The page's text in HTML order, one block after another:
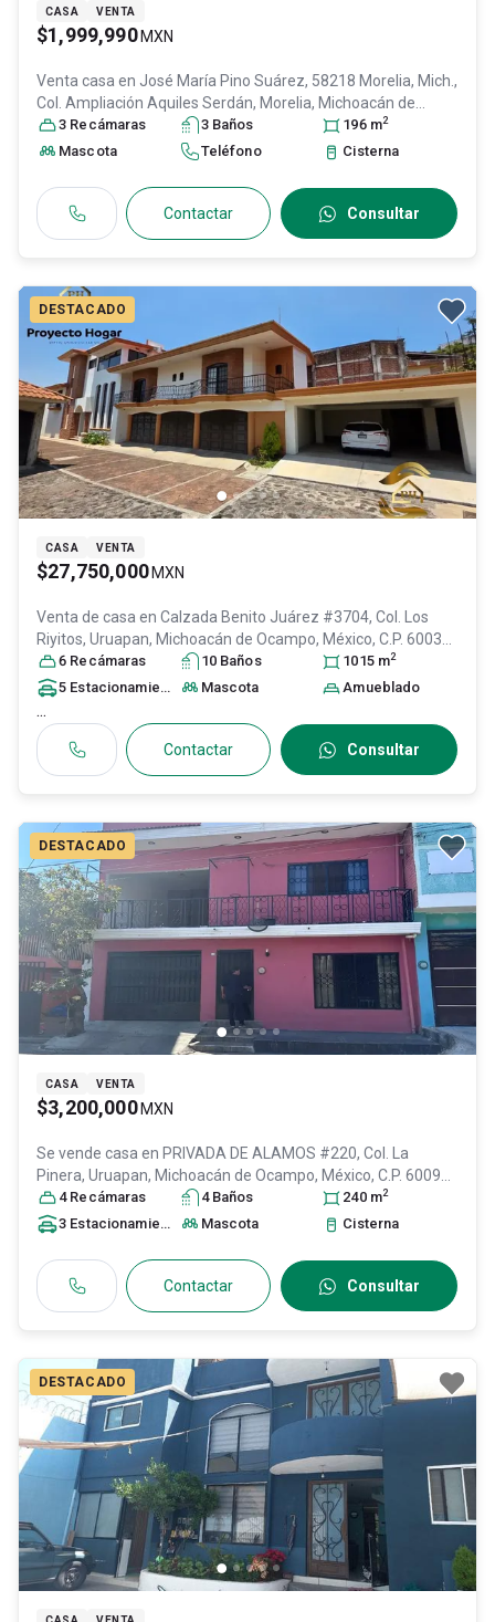
CASA VENTA
$1,999,990 MXN
Venta casa en José María Pino Suárez, 58218 Morelia, Mich.,
Col. Ampliación Aquiles Serdán, Morelia, Michoacán de
Ocampo, México , C.P. 58218, ID: 30997307
3 Recámaras 3 Baños 196 m2
Mascota Teléfono Cisterna
Contactar Consultar
DESTACADO
CASA VENTA
$27,750,000 MXN
Venta de casa en Calzada Benito Juárez #3704, Col. Los
Riyitos, Uruapan, Michoacán de Ocampo, México, C.P. 60030
ID:31572378
6 Recámaras 10 Baños 1015 m2
5 Estacionamiento s Mascota Amueblado
...
Contactar Consultar
DESTACADO
CASA VENTA
$3,200,000 MXN
Se vende casa en PRIVADA DE ALAMOS #220, Col. La
Pinera, Uruapan, Michoacán de Ocampo, México, C.P. 60090
ID:31353154
4 Recámaras 4 Baños 240 m2
3 Estacionamiento s Mascota Cisterna
Contactar Consultar
DESTACADO